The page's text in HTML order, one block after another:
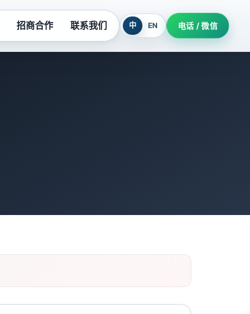
招商合作 联系我们 中 EN 电话 / 微信